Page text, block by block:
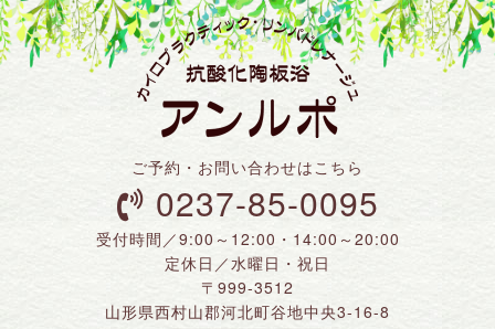
ご予約・お問い合わせはこちら
0237-85-0095
受付時間／9:00～12:00・14:00～20:00
定休日／水曜日・祝日
〒999-3512
山形県西村山郡河北町谷地中央3-16-8